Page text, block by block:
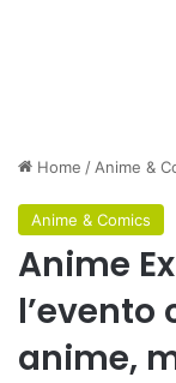
Home / Anime &
Anime & Comics
Anime
anime,